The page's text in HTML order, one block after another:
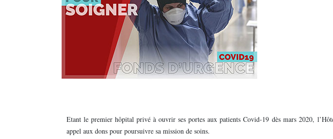
Etant le premier hôpital privé à ouvrir ses portes aux patients Covid-19 dès mars 2020,
appel aux dons pour poursuivre sa mission de soins.